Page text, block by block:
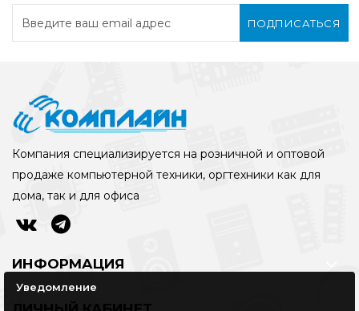
ПОДПИСАТЬСЯ
Компания специализируется на розничной и оптовой
продаже компьютерной техники, оргтехники как для
дома, так и для офиса
ИНФОРМАЦИЯ
Уведомление